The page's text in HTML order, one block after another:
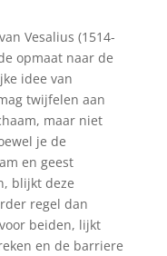
Vesalius (1514-
opmaat naar de
idee van
twijfelen aan
maar niet
je de
en geest
blijkt deze
regel dan
beiden, lijkt
en de barriere